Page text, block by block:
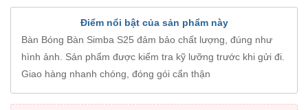
Điểm nổi bật của sản phẩm này
Bàn Bóng Bàn Simba S25 đảm bảo chất lượng, đúng như
hình ảnh. Sản phẩm được kiểm tra kỹ lưỡng trước khi gửi đi.
Giao hàng nhanh chóng, đóng gói cẩn thận